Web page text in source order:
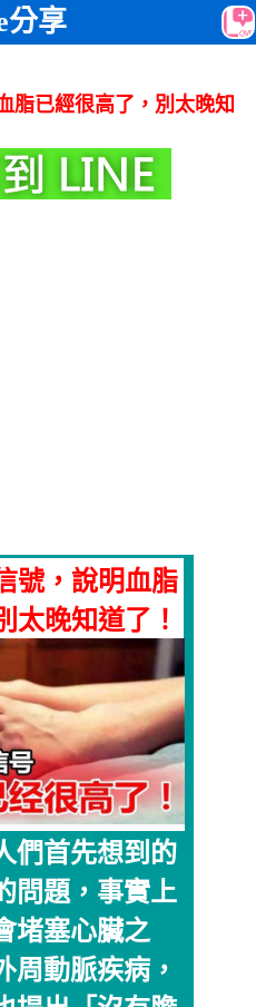
分享
脂已經很高了，別太晚知
號，說明血脂
太晚知道了！
們首先想到的
問題，事實上
堵塞心臟之
周動脈疾病，